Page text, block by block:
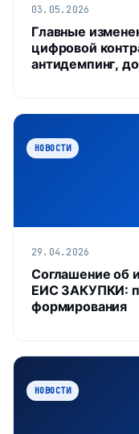
03.05.2026
Главные
цифровой
антидемпинг,
НОВОСТИ
29.04.2026
Соглашение об
ЕИС ЗАКУПКИ:
формирования
НОВОСТИ